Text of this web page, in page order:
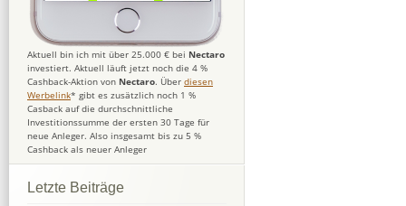
Aktuell bin ich mit über 25.000 € bei Nectaro
investiert. Aktuell läuft jetzt noch die 4 %
Cashback-Aktion von Nectaro. Über diesen
Werbelink* gibt es zusätzlich noch 1 %
Casback auf die durchschnittliche
Investitionssumme der ersten 30 Tage für
neue Anleger. Also insgesamt bis zu 5 %
Cashback als neuer Anleger
Letzte Beiträge